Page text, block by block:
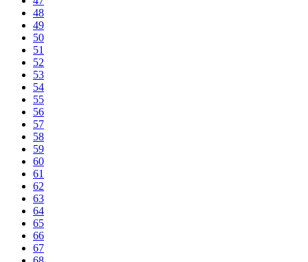
48
49
50
51
52
53
54
55
56
57
58
59
60
61
62
63
64
65
66
67